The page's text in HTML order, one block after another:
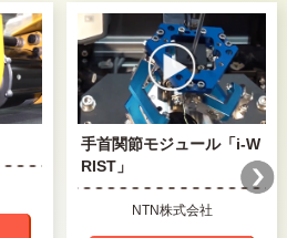
手首関節モジュール「i-W
RIST」
NTN株式会社